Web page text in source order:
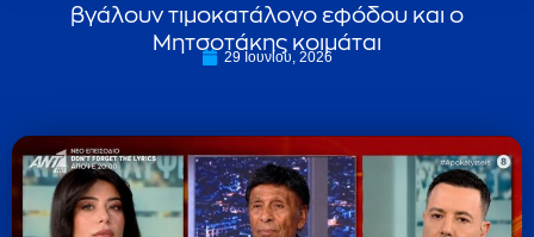
βγάλουν τιμοκατάλογο εφόδου και ο
Μητσοτάκης κοιμάται
29 Ιουνίου, 2026